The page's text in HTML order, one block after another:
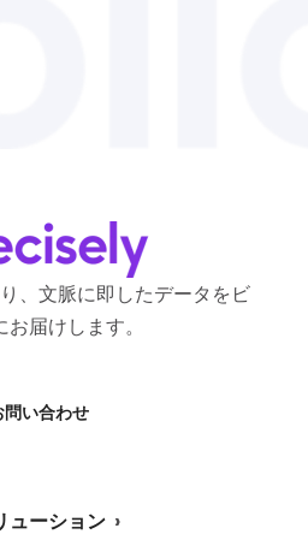
、文脈に即したデータをビ
お届けします。
問い合わせ
ューション